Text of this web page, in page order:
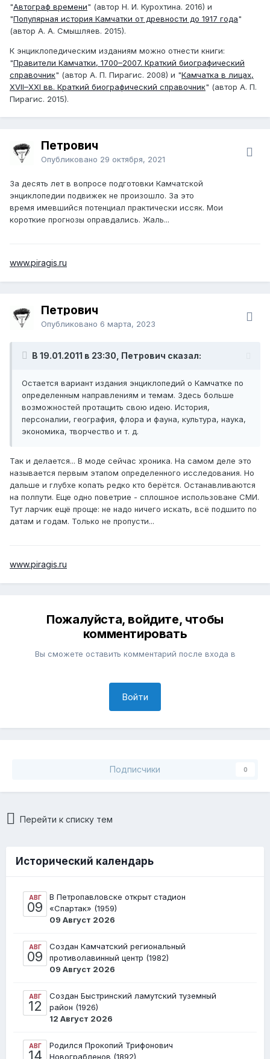
"Автограф времени" (автор Н. И. Курохтина. 2016) и
"Популярная история Камчатки от древности до 1917 года"
(автор А. А. Смышляев. 2015).
К энциклопедическим изданиям можно отнести книги:
"Правители Камчатки, 1700–2007. Краткий биографический
справочник" (автор А. П. Пирагис. 2008) и "Камчатка в лицах,
XVII–XXI вв. Краткий биографический справочник" (автор А. П.
Пирагис. 2015).
Петрович
Опубликовано 29 октября, 2021
За десять лет в вопросе подготовки Камчатской
энциклопедии подвижек не произошло. За это
время имевшийся потенциал практически иссяк. Мои
короткие прогнозы оправдались. Жаль...
www.piragis.ru
Петрович
Опубликовано 6 марта, 2023
В 19.01.2011 в 23:30, Петрович сказал:
Остается вариант издания энциклопедий о Камчатке по
определенным направлениям и темам. Здесь больше
возможностей протащить свою идею. История,
персоналии, география, флора и фауна, культура, наука,
экономика, творчество и т. д.
Так и делается... В моде сейчас хроника. На самом деле это
называется первым этапом определенного исследования. Но
дальше и глубхе копать редко кто берётся. Останавливаются
на полпути. Еще одно поветрие - сплошное использоване СМИ.
Тут ларчик ещё проще: не надо ничего искать, всё подшито по
датам и годам. Только не пропусти...
www.piragis.ru
Пожалуйста, войдите, чтобы
комментировать
Вы сможете оставить комментарий после входа в
Войти
Подписчики 0
Перейти к списку тем
Исторический календарь
АВГ
09
В Петропавловске открыт стадион
«Спартак» (1959)
09 Август 2026
АВГ
09
Создан Камчатский региональный
противолавинный центр (1982)
09 Август 2026
АВГ
12
Создан Быстринский ламутский туземный
район (1926)
12 Август 2026
АВГ
14
Родился Прокопий Трифонович
Новограбленов (1892)